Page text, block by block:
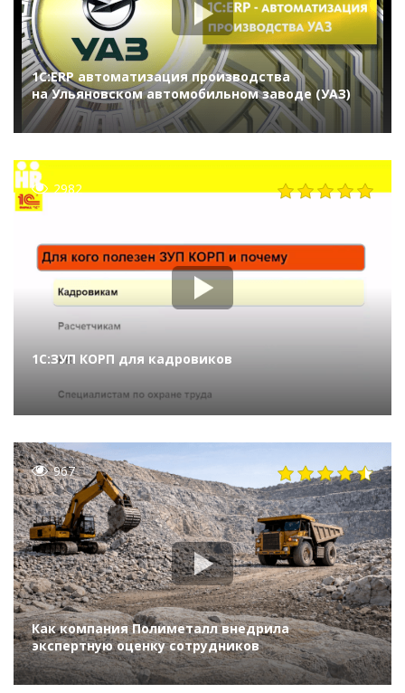
1С:ERP автоматизация производства
на Ульяновском автомобильном заводе (УАЗ)
2982
1С:ЗУП КОРП для кадровиков
967
Как компания Полиметалл внедрила
экспертную оценку сотрудников